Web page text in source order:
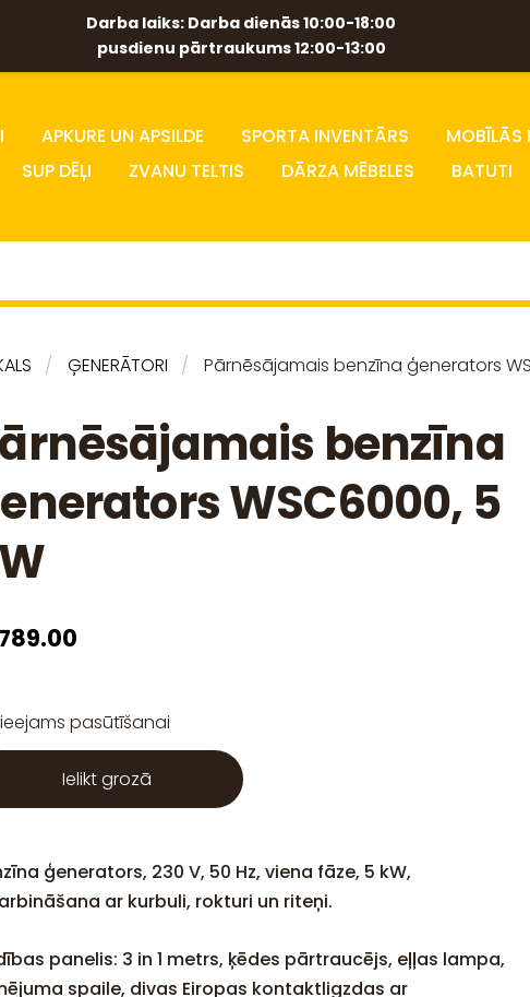
Darba laiks: Darba dienās 10:00-18:00
pusdienu pārtraukums 12:00-13:00
APKURE UN APSILDE SPORTA INVENTĀRS MOBĪLĀS
SUP DĒĻI ZVANU TELTIS DĀRZA MĒBELES BATUTI
ĢENERĀTORI Pārnēsājamais benzīna ģenerators
benzīna
WSC6000, 5
pasūtīšanai
Ielikt grozā
ģenerators, 230 V, 50 Hz, viena fāze, 5 kW,
ar kurbuli, rokturi un riteņi.
panelis: 3 in 1 metrs, ķēdes pārtraucējs, eļļas lampa,
spaile, divas Eiropas kontaktligzdas ar